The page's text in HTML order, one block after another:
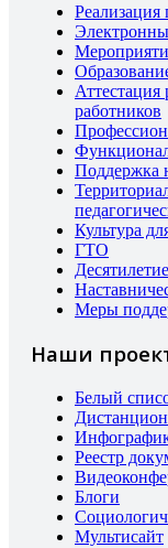
Реализация
Аттестация
работников
Поддержка
Культура
ГТО
Меры
Наши
Белый
Реестр
Блоги
Мультисайт